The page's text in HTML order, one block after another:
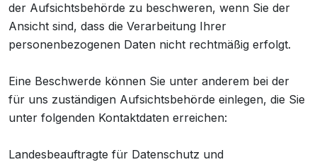
der Aufsichtsbehörde zu beschweren, wenn Sie der
Ansicht sind, dass die Verarbeitung Ihrer
personenbezogenen Daten nicht rechtmäßig erfolgt.
Eine Beschwerde können Sie unter anderem bei der
für uns zuständigen Aufsichtsbehörde einlegen, die Sie
unter folgenden Kontaktdaten erreichen:
Landesbeauftragte für Datenschutz und